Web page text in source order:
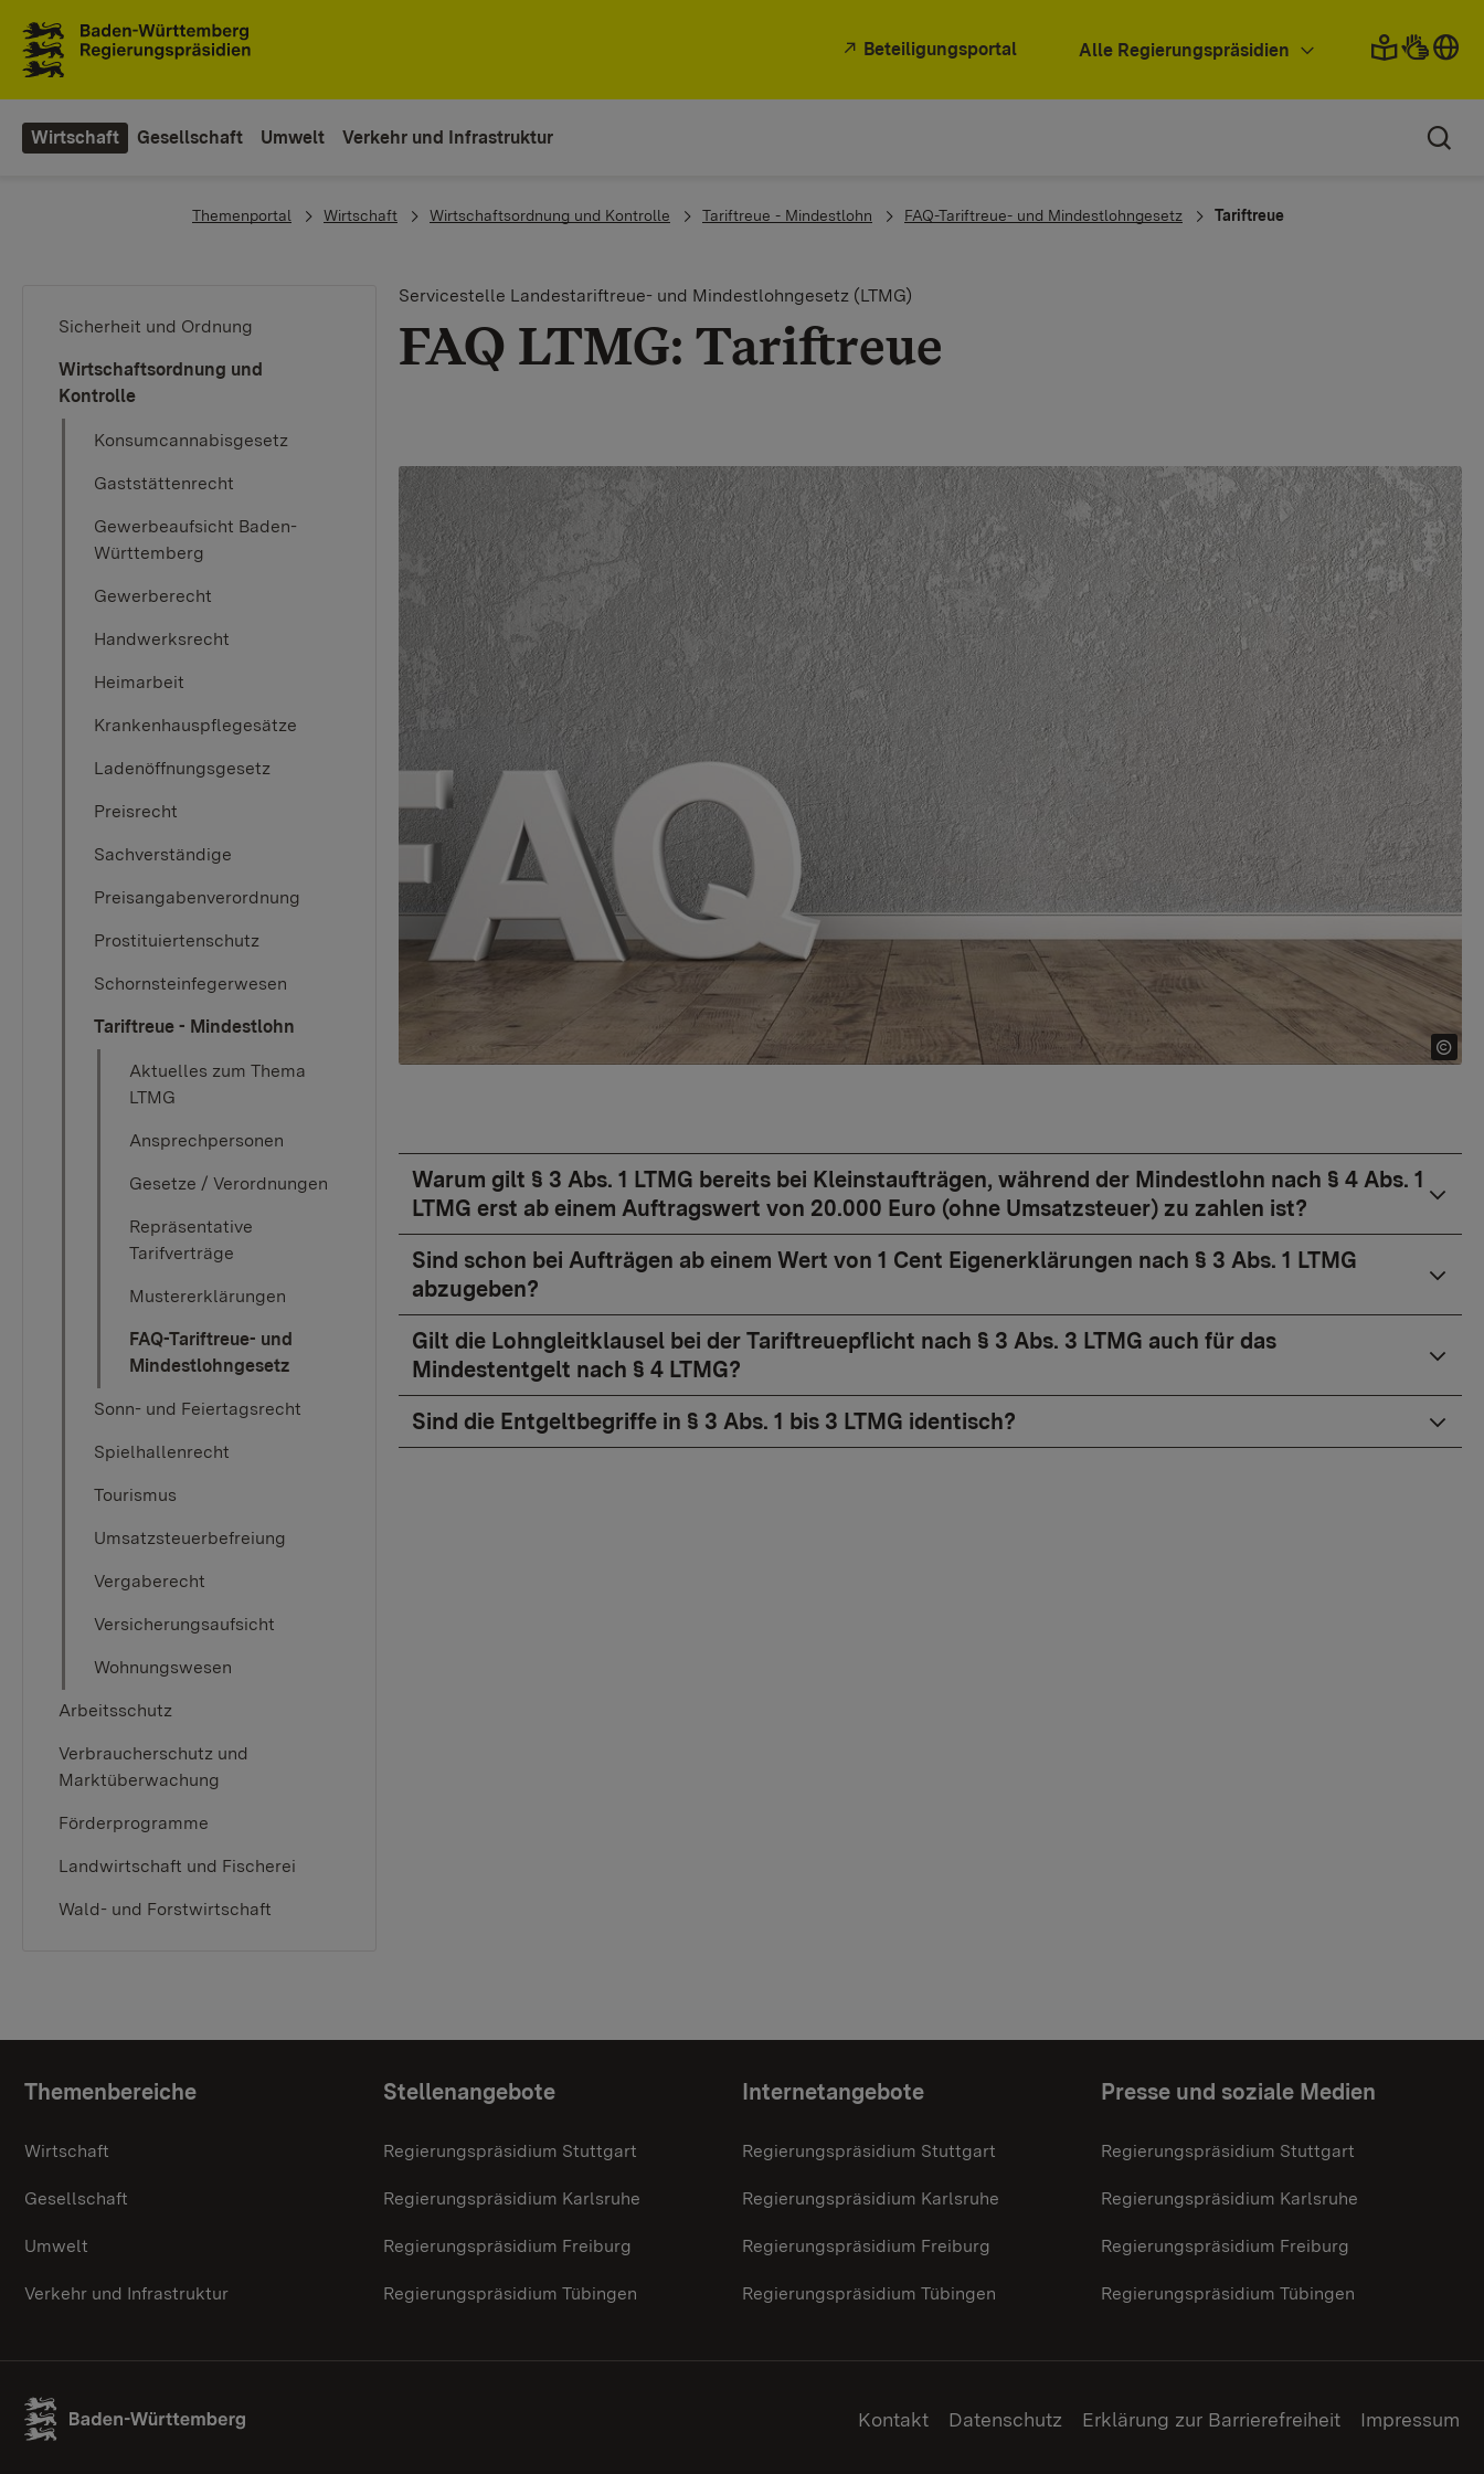
Beteiligungsportal Alle Regierungspräsidien
Wirtschaft Gesellschaft Umwelt Verkehr und Infrastruktur
You are here:
Themenportal Wirtschaft Wirtschaftsordnung und Kontrolle Tariftreue - Mindestlohn FAQ-Tariftreue- und Mindestlohngesetz Tariftreue
Sicherheit und Ordnung
Wirtschaftsordnung und
Kontrolle
Konsumcannabisgesetz
Gaststättenrecht
Gewerbeaufsicht Baden-
Württemberg
Gewerberecht
Handwerksrecht
Heimarbeit
Krankenhauspflegesätze
Ladenöffnungsgesetz
Preisrecht
Sachverständige
Preisangabenverordnung
Prostituiertenschutz
Schornsteinfegerwesen
Tariftreue - Mindestlohn
Aktuelles zum Thema
LTMG
Ansprechpersonen
Gesetze / Verordnungen
Repräsentative
Tarifverträge
Mustererklärungen
FAQ-Tariftreue- und
Mindestlohngesetz
Sonn- und Feiertagsrecht
Spielhallenrecht
Tourismus
Umsatzsteuerbefreiung
Vergaberecht
Versicherungsaufsicht
Wohnungswesen
Arbeitsschutz
Verbraucherschutz und
Marktüberwachung
Förderprogramme
Landwirtschaft und Fischerei
Wald- und Forstwirtschaft
Servicestelle Landestariftreue- und Mindestlohngesetz (LTMG)
FAQ LTMG: Tariftreue
Warum gilt § 3 Abs. 1 LTMG bereits bei Kleinstaufträgen, während der Mindestlohn nach § 4 Abs. 1
LTMG erst ab einem Auftragswert von 20.000 Euro (ohne Umsatzsteuer) zu zahlen ist?
Sind schon bei Aufträgen ab einem Wert von 1 Cent Eigenerklärungen nach § 3 Abs. 1 LTMG
abzugeben?
Gilt die Lohngleitklausel bei der Tariftreuepflicht nach § 3 Abs. 3 LTMG auch für das
Mindestentgelt nach § 4 LTMG?
Sind die Entgeltbegriffe in § 3 Abs. 1 bis 3 LTMG identisch?
Themenübersicht
Themenbereiche
Wirtschaft
Gesellschaft
Umwelt
Verkehr und Infrastruktur
Stellenangebote
Regierungspräsidium Stuttgart
Regierungspräsidium Karlsruhe
Regierungspräsidium Freiburg
Regierungspräsidium Tübingen
Internetangebote
Regierungspräsidium Stuttgart
Regierungspräsidium Karlsruhe
Regierungspräsidium Freiburg
Regierungspräsidium Tübingen
Presse und soziale Medien
Regierungspräsidium Stuttgart
Regierungspräsidium Karlsruhe
Regierungspräsidium Freiburg
Regierungspräsidium Tübingen
Kontakt Datenschutz Erklärung zur Barrierefreiheit Impressum